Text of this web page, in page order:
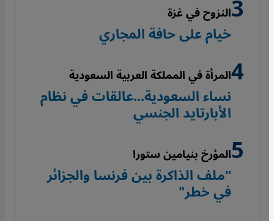
النزوح في غزة
خيام على حافة المجاري
المرأة في المملكة العربية السعودية
نساء السعودية...عالقات في نظام
الأبارتايد الجنسي
المؤرخ بنيامين ستورا
"ملف الذاكرة بين فرنسا والجزائر
في خطر"